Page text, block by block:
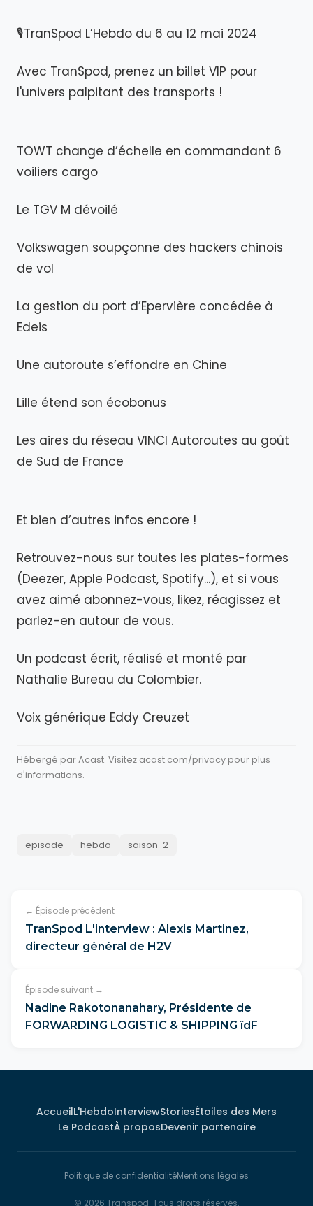
🎙TranSpod L’Hebdo du 6 au 12 mai 2024
Avec TranSpod, prenez un billet VIP pour
l'univers palpitant des transports !
TOWT change d’échelle en commandant 6
voiliers cargo
Le TGV M dévoilé
Volkswagen soupçonne des hackers chinois
de vol
La gestion du port d’Epervière concédée à
Edeis
Une autoroute s’effondre en Chine
Lille étend son écobonus
Les aires du réseau VINCI Autoroutes au goût
de Sud de France
Et bien d’autres infos encore !
Retrouvez-nous sur toutes les plates-formes
(Deezer, Apple Podcast, Spotify...), et si vous
avez aimé abonnez-vous, likez, réagissez et
parlez-en autour de vous.
Un podcast écrit, réalisé et monté par
Nathalie Bureau du Colombier.
Voix générique Eddy Creuzet
Hébergé par Acast. Visitez acast.com/privacy pour plus
d'informations.
episode hebdo saison-2
← Épisode précédent
TranSpod L'interview : Alexis Martinez,
directeur général de H2V
Épisode suivant →
Nadine Rakotonanahary, Présidente de
FORWARDING LOGISTIC & SHIPPING îdF
AccueilL'HebdoInterviewStoriesÉtoiles des Mers
Le PodcastÀ proposDevenir partenaire
Politique de confidentialitéMentions légales
© 2026 Transpod. Tous droits réservés.